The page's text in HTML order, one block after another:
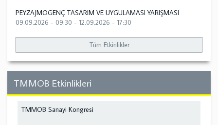
PEYZAJMOGENÇ TASARIM VE UYGULAMASI YARIŞMASI
09.09.2026 - 09:30 - 12.09.2026 - 17:30
Tüm Etkinlikler
TMMOB Etkinlikleri
TMMOB Sanayi Kongresi